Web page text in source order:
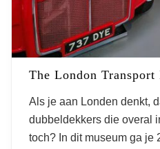
The London Transport
Als je aan Londen denkt,
dubbeldekkers die overal
toch? In dit museum ga je